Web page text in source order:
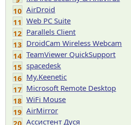
10 AirDroid
11 Web PC Suite
12 Parallels Client
13 DroidCam Wireless Webcam
14 TeamViewer QuickSupport
15 spacedesk
16 My.Keenetic
17 Microsoft Remote Desktop
18 WiFi Mouse
19 AirMirror
20 Ассистент Дуся